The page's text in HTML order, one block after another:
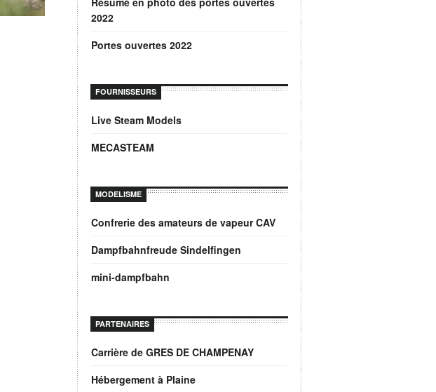
2022
Portes ouvertes 2022
FOURNISSEURS
Live Steam Models
MECASTEAM
MODELISME
Confrerie des amateurs de vapeur CAV
Dampfbahnfreude Sindelfingen
mini-dampfbahn
PARTENAIRES
Carrière de GRES DE CHAMPENAY
Hébergement à Plaine